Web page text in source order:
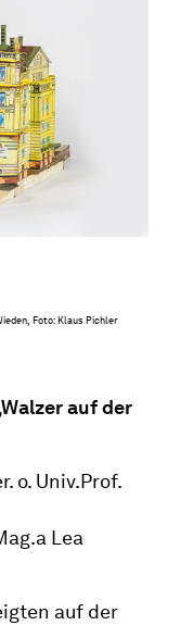
Foto: Klaus Pichler
auf der
o. Univ.Prof.
Lea
auf der